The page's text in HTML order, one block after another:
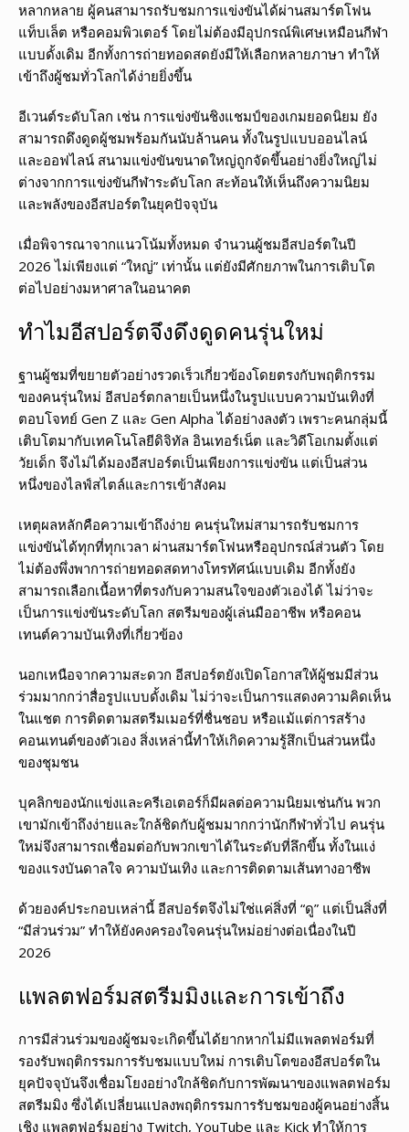
หลากหลาย ผู้คนสามารถรับชมการแข่งขันได้ผ่านสมาร์ตโฟน
แท็บเล็ต หรือคอมพิวเตอร์ โดยไม่ต้องมีอุปกรณ์พิเศษเหมือนกีฬา
แบบดั้งเดิม อีกทั้งการถ่ายทอดสดยังมีให้เลือกหลายภาษา ทำให้
เข้าถึงผู้ชมทั่วโลกได้ง่ายยิ่งขึ้น
อีเวนต์ระดับโลก เช่น การแข่งขันชิงแชมป์ของเกมยอดนิยม ยัง
สามารถดึงดูดผู้ชมพร้อมกันนับล้านคน ทั้งในรูปแบบออนไลน์
และออฟไลน์ สนามแข่งขันขนาดใหญ่ถูกจัดขึ้นอย่างยิ่งใหญ่ไม่
ต่างจากการแข่งขันกีฬาระดับโลก สะท้อนให้เห็นถึงความนิยม
และพลังของอีสปอร์ตในยุคปัจจุบัน
เมื่อพิจารณาจากแนวโน้มทั้งหมด จำนวนผู้ชมอีสปอร์ตในปี
2026 ไม่เพียงแต่ “ใหญ่” เท่านั้น แต่ยังมีศักยภาพในการเติบโต
ต่อไปอย่างมหาศาลในอนาคต
ทำไมอีสปอร์ตจึงดึงดูดคนรุ่นใหม่
ฐานผู้ชมที่ขยายตัวอย่างรวดเร็วเกี่ยวข้องโดยตรงกับพฤติกรรม
ของคนรุ่นใหม่ อีสปอร์ตกลายเป็นหนึ่งในรูปแบบความบันเทิงที่
ตอบโจทย์ Gen Z และ Gen Alpha ได้อย่างลงตัว เพราะคนกลุ่มนี้
เติบโตมากับเทคโนโลยีดิจิทัล อินเทอร์เน็ต และวิดีโอเกมตั้งแต่
วัยเด็ก จึงไม่ได้มองอีสปอร์ตเป็นเพียงการแข่งขัน แต่เป็นส่วน
หนึ่งของไลฟ์สไตล์และการเข้าสังคม
เหตุผลหลักคือความเข้าถึงง่าย คนรุ่นใหม่สามารถรับชมการ
แข่งขันได้ทุกที่ทุกเวลา ผ่านสมาร์ตโฟนหรืออุปกรณ์ส่วนตัว โดย
ไม่ต้องพึ่งพาการถ่ายทอดสดทางโทรทัศน์แบบเดิม อีกทั้งยัง
สามารถเลือกเนื้อหาที่ตรงกับความสนใจของตัวเองได้ ไม่ว่าจะ
เป็นการแข่งขันระดับโลก สตรีมของผู้เล่นมืออาชีพ หรือคอน
เทนต์ความบันเทิงที่เกี่ยวข้อง
นอกเหนือจากความสะดวก อีสปอร์ตยังเปิดโอกาสให้ผู้ชมมีส่วน
ร่วมมากกว่าสื่อรูปแบบดั้งเดิม ไม่ว่าจะเป็นการแสดงความคิดเห็น
ในแชต การติดตามสตรีมเมอร์ที่ชื่นชอบ หรือแม้แต่การสร้าง
คอนเทนต์ของตัวเอง สิ่งเหล่านี้ทำให้เกิดความรู้สึกเป็นส่วนหนึ่ง
ของชุมชน
บุคลิกของนักแข่งและครีเอเตอร์ก็มีผลต่อความนิยมเช่นกัน พวก
เขามักเข้าถึงง่ายและใกล้ชิดกับผู้ชมมากกว่านักกีฬาทั่วไป คนรุ่น
ใหม่จึงสามารถเชื่อมต่อกับพวกเขาได้ในระดับที่ลึกขึ้น ทั้งในแง่
ของแรงบันดาลใจ ความบันเทิง และการติดตามเส้นทางอาชีพ
ด้วยองค์ประกอบเหล่านี้ อีสปอร์ตจึงไม่ใช่แค่สิ่งที่ “ดู” แต่เป็นสิ่งที่
“มีส่วนร่วม” ทำให้ยังคงครองใจคนรุ่นใหม่อย่างต่อเนื่องในปี
2026
แพลตฟอร์มสตรีมมิงและการเข้าถึง
การมีส่วนร่วมของผู้ชมจะเกิดขึ้นได้ยากหากไม่มีแพลตฟอร์มที่
รองรับพฤติกรรมการรับชมแบบใหม่ การเติบโตของอีสปอร์ตใน
ยุคปัจจุบันจึงเชื่อมโยงอย่างใกล้ชิดกับการพัฒนาของแพลตฟอร์ม
สตรีมมิง ซึ่งได้เปลี่ยนแปลงพฤติกรรมการรับชมของผู้คนอย่างสิ้น
เชิง แพลตฟอร์มอย่าง Twitch, YouTube และ Kick ทำให้การ